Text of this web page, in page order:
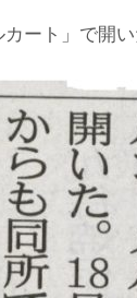
ト」で開い